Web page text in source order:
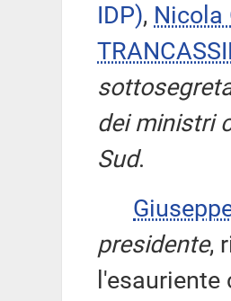
IDP), Nicola
dei ministri
Sud.
presidente,